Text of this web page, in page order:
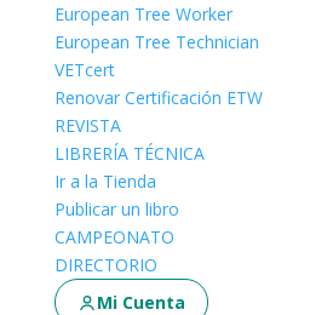
European Tree Worker
European Tree Technician
VETcert
Renovar Certificación ETW
REVISTA
LIBRERÍA TÉCNICA
Ir a la Tienda
Publicar un libro
CAMPEONATO
DIRECTORIO
Mi Cuenta